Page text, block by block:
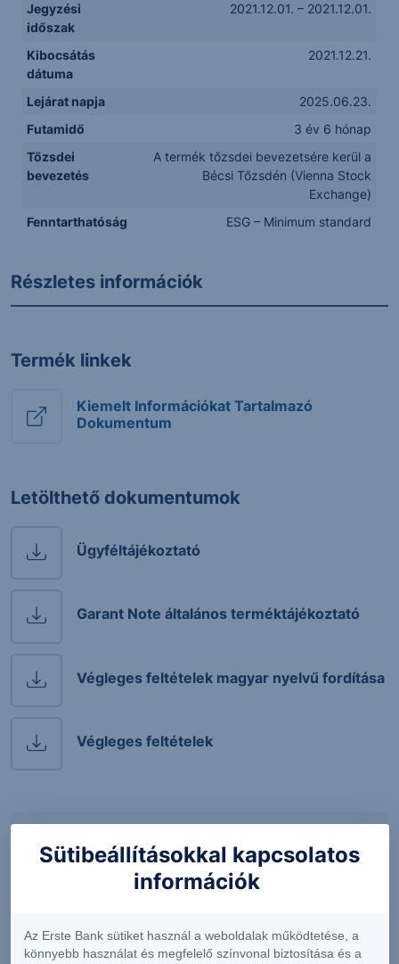
Jegyzési
időszak
2021.12.01. – 2021.12.01.
Kibocsátás
dátuma
2021.12.21.
Lejárat napja
2025.06.23.
Futamidő
3 év 6 hónap
Tőzsdei
bevezetés
A termék tőzsdei bevezetsére kerül a
Bécsi Tőzsdén (Vienna Stock
Exchange)
Fenntarthatóság
ESG – Minimum standard
Részletes információk
Termék linkek
Kiemelt Információkat Tartalmazó
Dokumentum
Letölthető dokumentumok
Ügyféltájékoztató
Garant Note általános terméktájékoztató
Végleges feltételek magyar nyelvű fordítása
Végleges feltételek
Piaci információk a termékhez
Solactive ERSTE Fair Invest Index VC
A Solactive ERSTE Future Invest Index VC egy
Sütibeállításokkal kapcsolatos
információk
Az Erste Bank sütiket használ a weboldalak működtetése, a
könnyebb használat és megfelelő színvonal biztosítása és a